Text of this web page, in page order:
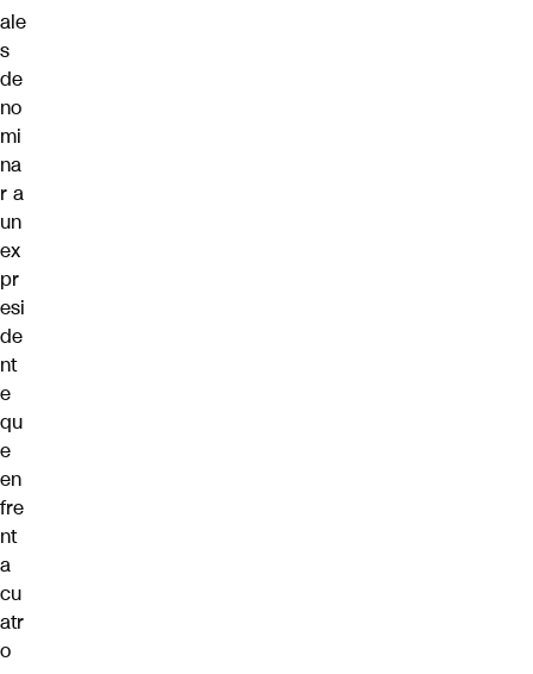
ale
s
de
no
mi
na
r a
un
ex
pr
esi
de
nt
e
qu
e
en
fre
nt
a
cu
atr
o